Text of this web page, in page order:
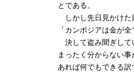
とである。
しかし先日見かけた
「カンボジアは金が
決して盗み聞ぎして
まったく分からない
あれば何でもできる